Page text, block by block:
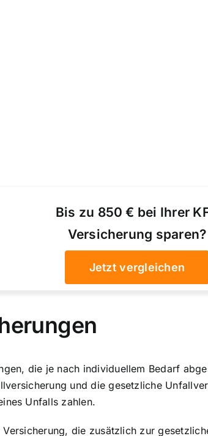
Bis zu 850 € bei Ihrer
Versicherung sparen?
Jetzt vergleichen
die je nach individuellem Bedarf
und die gesetzliche
Unfalls zahlen.
die zusätzlich zur